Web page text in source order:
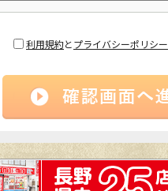
利用規約とプライバシーポリシー